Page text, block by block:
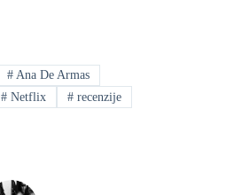
# Ana De Armas
# Netflix # recenzije